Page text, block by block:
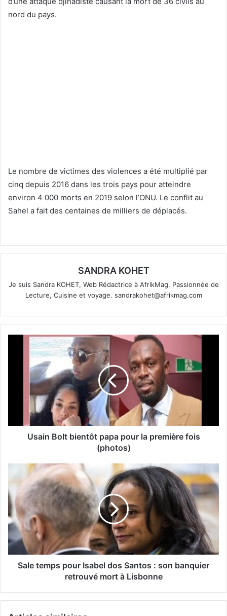
nord du pays.
Le nombre de victimes des violences a été multiplié par
cinq depuis 2016 dans les trois pays pour atteindre
environ 4 000 morts en 2019 selon l’ONU. Le conflit au
Sahel a fait des centaines de milliers de déplacés.
SANDRA KOHET
Je suis Sandra KOHET, Web Rédactrice à AfrikMag. Passionnée de
Lecture, Cuisine et voyage. sandrakohet@afrikmag.com
Usain Bolt bientôt papa pour la première fois
(photos)
Sale temps pour Isabel dos Santos : son banquier
retrouvé mort à Lisbonne